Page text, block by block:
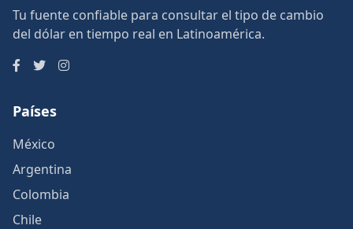
Tu fuente confiable para consultar el tipo de cambio
del dólar en tiempo real en Latinoamérica.
Países
México
Argentina
Colombia
Chile